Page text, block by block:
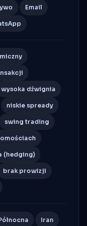
Email
wysoka dźwignia
niskie spready
swing trading
(hedging)
brak prowizji
Iran